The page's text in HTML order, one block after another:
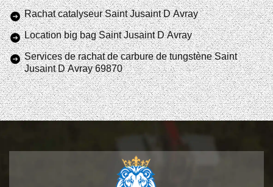
Rachat catalyseur Saint Jusaint D Avray
Location big bag Saint Jusaint D Avray
Services de rachat de carbure de tungstène Saint
Jusaint D Avray 69870